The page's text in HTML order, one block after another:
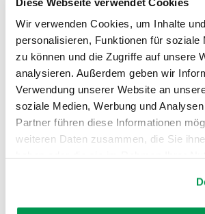
Wir verwenden Cookies, um Inhalte
personalisieren, Funktionen für soziale
zu können und die Zugriffe auf unsere
analysieren. Außerdem geben wir
Verwendung unserer Website an
soziale Medien, Werbung und
Partner führen diese Informationen
weiteren Daten zusammen, die Sie
AUF DER KARTE ANZEIGEN